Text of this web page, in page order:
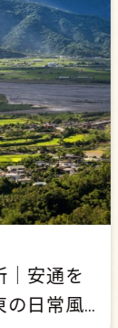
｜安通を
の日常風